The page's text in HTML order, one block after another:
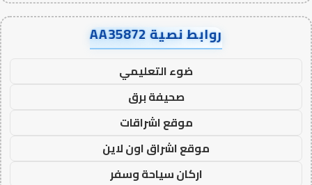
روابط نصية AA35872
ضوء التعليمي
صحيفة برق
موقع اشراقات
موقع اشراق اون لاين
اركان سياحة وسفر